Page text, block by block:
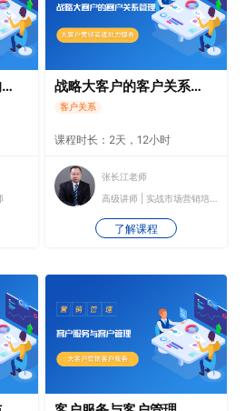
工业品营销客户关系的突围 战略大客户的客户关系管理
客户关系
课程时长：2天，12小时
张长江老师
高级讲师 | 实战市场营销培训师
了解课程